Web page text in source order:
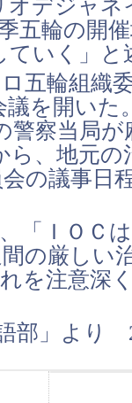
オデジャ
五輪の開
ていく」と
五輪組織
議を開いた
警察当局が
、地元の
の議事日
「ＩＯＣ
の厳しい
を注意深
部」より